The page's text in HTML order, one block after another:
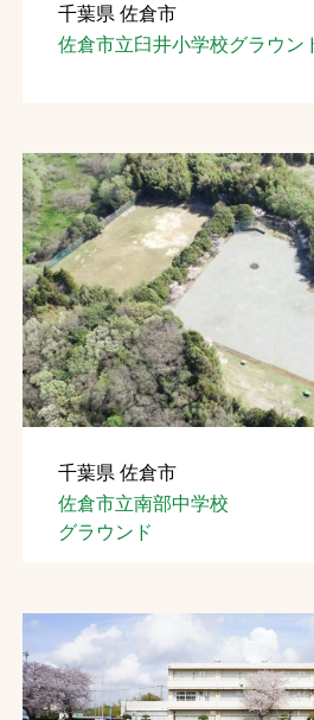
お問合せ
プライバシーポリシー
ソーシャルメディアポリシー
文字の見えづらさや操作に
千葉県 佐倉市
佐倉市立臼井小学校グラウン
千葉県 佐倉市
佐倉市立南部中学校
グラウンド